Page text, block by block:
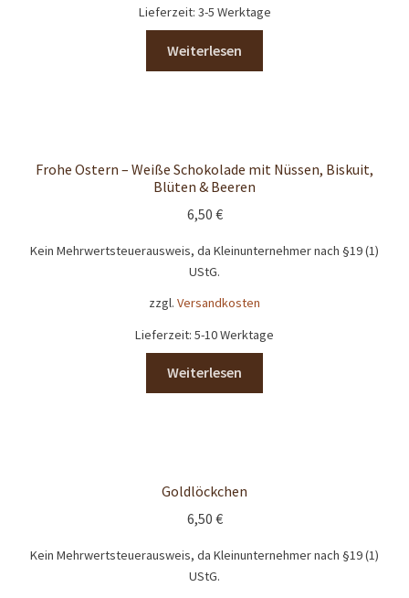
Lieferzeit: 3-5 Werktage
Weiterlesen
Frohe Ostern – Weiße Schokolade mit Nüssen, Biskuit,
Blüten & Beeren
6,50 €
Kein Mehrwertsteuerausweis, da Kleinunternehmer nach §19 (1)
UStG.
zzgl. Versandkosten
Lieferzeit: 5-10 Werktage
Weiterlesen
Goldlöckchen
6,50 €
Kein Mehrwertsteuerausweis, da Kleinunternehmer nach §19 (1)
UStG.